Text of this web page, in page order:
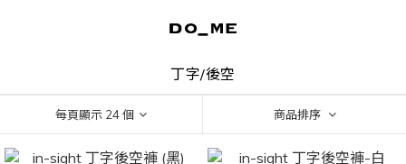
丁字/後空
每頁顯示 24 個 商品排序